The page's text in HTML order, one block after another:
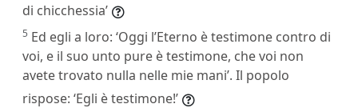
di chicchessia’
5 Ed egli a loro: ‘Oggi l’Eterno è testimone contro di
voi, e il suo unto pure è testimone, che voi non
avete trovato nulla nelle mie mani’. Il popolo
rispose: ‘Egli è testimone!’